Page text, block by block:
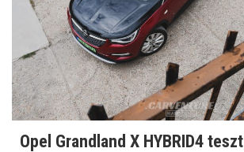
Opel Grandland X HYBRID4 teszt